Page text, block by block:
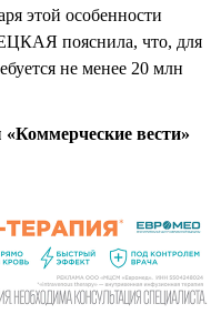
этой особенности
пояснила, что, для
не менее 20 млн
вести»